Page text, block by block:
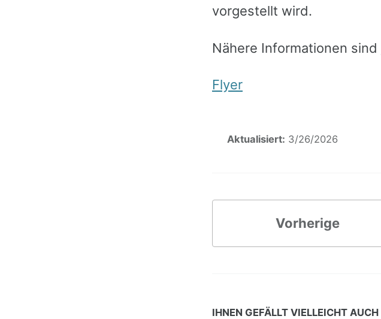
vorgestellt wird.
Nähere Informationen sind
Flyer
Aktualisiert: 3/26/2026
Vorherige
IHNEN GEFÄLLT VIELLEICHT AUCH